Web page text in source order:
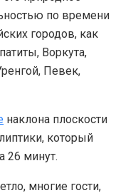
по времени
городов, как
Воркута,
Певек,
наклона плоскости
который
26 минут.
многие гости,